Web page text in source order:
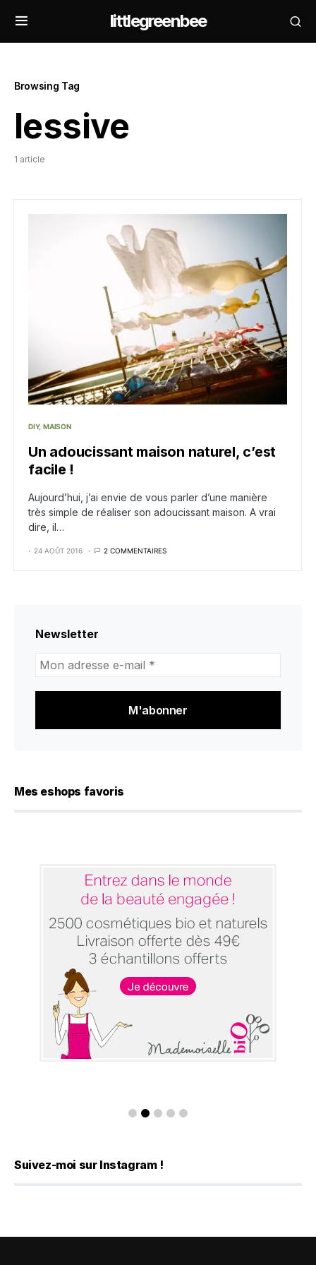
littlegreenbee
Browsing Tag
lessive
1 article
DIY MAISON
Un adoucissant maison naturel, c’est
facile !
Aujourd’hui, j’ai envie de vous parler d’une manière
très simple de réaliser son adoucissant maison. A vrai
dire, il…
24 AOÛT 2016 2 COMMENTAIRES
Newsletter
adresse
mail
Mes eshops favoris
Suivez-moi sur Instagram !